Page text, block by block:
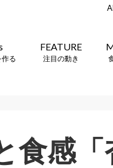
る
FEATURE
注目の動き
食感